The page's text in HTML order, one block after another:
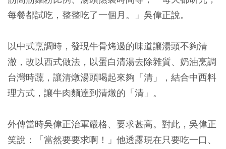
每餐都試吃，整整吃了一個月。」吳偉正說。
以中式烹調時，發現牛骨烤過的味道讓湯頭不夠清
澈，改以西式做法，以蛋白清湯去除雜質、奶油烹調
台灣時蔬，讓清燉湯頭喝起來夠「清」，結合中西料
理方式，讓牛肉麵達到清燉的「清」。
外傳當時吳偉正治軍嚴格、要求甚高。對此，吳偉正
笑說：「當然要要求啊！」他透露現在只要吃一口、